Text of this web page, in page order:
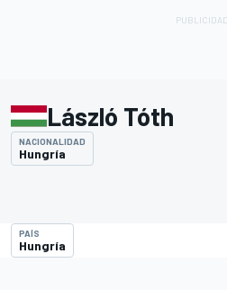
László Tóth
NACIONALIDAD
Hungría
PAÍS
Hungría